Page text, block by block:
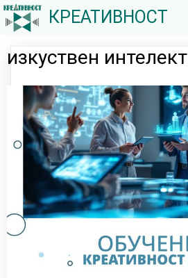
КРЕАТИВНОСТ
изкуствен интелект